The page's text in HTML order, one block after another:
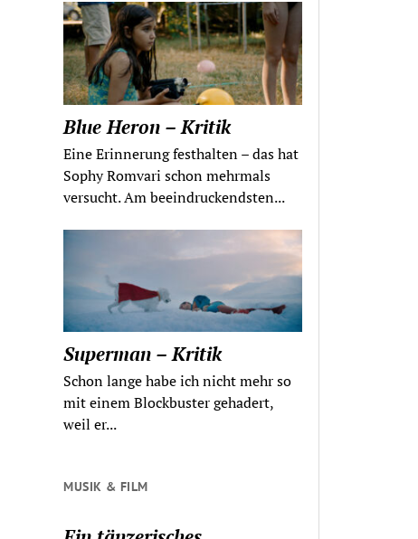
Blue Heron – Kritik
Eine Erinnerung festhalten – das hat
Sophy Romvari schon mehrmals
versucht. Am beeindruckendsten...
Superman – Kritik
Schon lange habe ich nicht mehr so
mit einem Blockbuster gehadert,
weil er...
MUSIK & FILM